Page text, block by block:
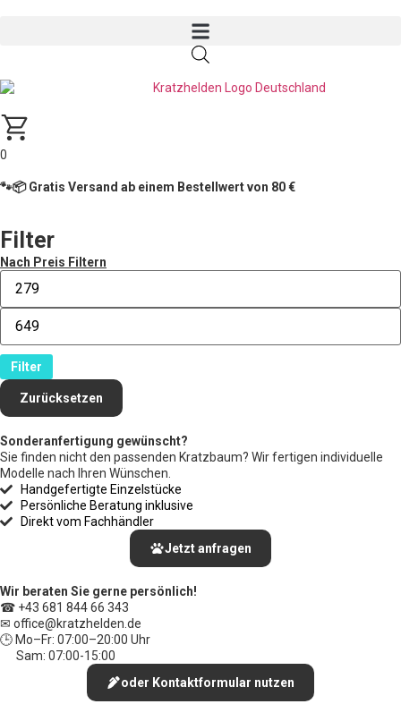
0
🐾📦 Gratis Versand ab einem Bestellwert von 80 €
Filter
Nach Preis Filtern
Filter
Zurücksetzen
Sonderanfertigung gewünscht?
Sie finden nicht den passenden Kratzbaum? Wir fertigen individuelle
Modelle nach Ihren Wünschen.
Handgefertigte Einzelstücke
Persönliche Beratung inklusive
Direkt vom Fachhändler
Jetzt anfragen
Wir beraten Sie gerne persönlich!
☎ +43 681 844 66 343
✉ office@kratzhelden.de
🕒 Mo–Fr: 07:00–20:00 Uhr
Sam: 07:00-15:00
oder Kontaktformular nutzen